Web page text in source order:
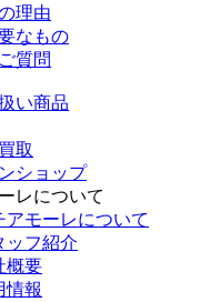
理由
なもの
質問
い商品
取
ショップ
レについて
アモーレについて
ッフ紹介
概要
情報